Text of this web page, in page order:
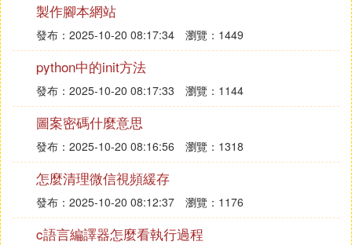
製作腳本網站
發布：2025-10-20 08:17:34 瀏覽：1449
python中的init方法
發布：2025-10-20 08:17:33 瀏覽：1144
圖案密碼什麼意思
發布：2025-10-20 08:16:56 瀏覽：1318
怎麼清理微信視頻緩存
發布：2025-10-20 08:12:37 瀏覽：1176
c語言編譯器怎麼看執行過程